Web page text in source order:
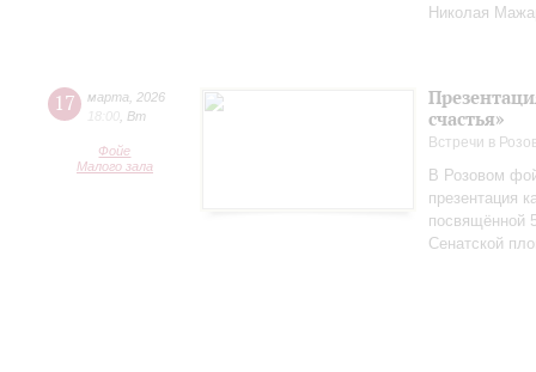
Николая
17 марта
2026
18:00 Вт
Фойе
Малого зала
счастья»
Встречи в
В Розовом
презентация
посвящённой
Сенатской